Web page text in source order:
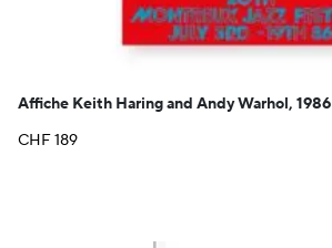
Affiche Keith Haring and Andy Warhol, 1986
CHF189